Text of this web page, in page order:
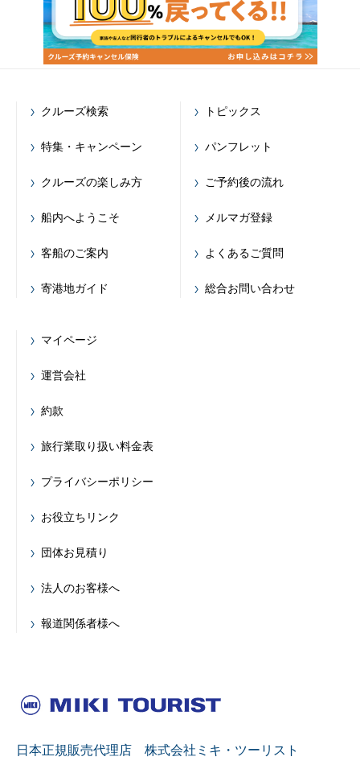
クルーズ検索
特集・キャンペーン
クルーズの楽しみ方
船内へようこそ
客船のご案内
寄港地ガイド
トピックス
パンフレット
ご予約後の流れ
メルマガ登録
よくあるご質問
総合お問い合わせ
マイページ
運営会社
約款
旅行業取り扱い料金表
プライバシーポリシー
お役立ちリンク
団体お見積り
法人のお客様へ
報道関係者様へ
日本正規販売代理店 株式会社ミキ・ツーリスト